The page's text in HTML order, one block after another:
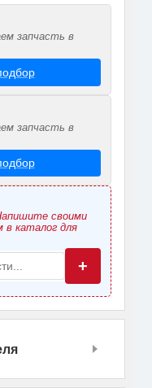
запчасть в
запчасть в
своими
в каталог для
+